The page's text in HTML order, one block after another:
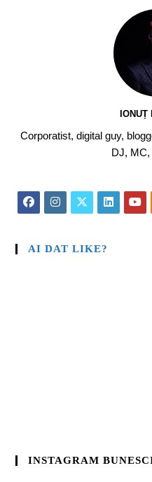
IONUȚ
Corporatist, digital guy,
DJ, MC,
AI DAT LIKE?
INSTAGRAM